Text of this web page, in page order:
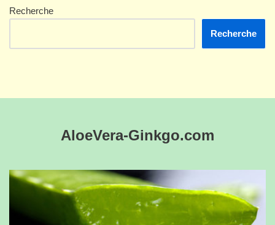
Recherche
Recherche
AloeVera-Ginkgo.com